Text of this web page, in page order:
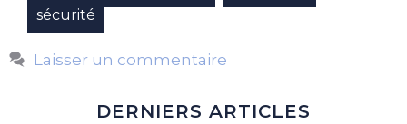
sécurité
Laisser un commentaire
DERNIERS ARTICLES